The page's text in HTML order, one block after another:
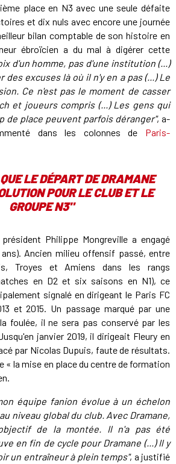
place en N3 avec une seule défaite
et dix nuls avec encore une journée
bilan comptable de son histoire en
ébroïcien a du mal à digérer cette
d'un homme, pas d'une institution (...)
des excuses là où il n'y en a pas (...) Le
Ce n'est pas le moment de casser
et joueurs compris (...) Les gens qui
de place peuvent parfois déranger", a-
dans les colonnes de Paris-
LE DÉPART DE DRAMANE
POUR LE CLUB ET LE
GROUPE N3"
Philippe Mongreville a engagé
Ancien milieu offensif passé, entre
Troyes et Amiens dans les rangs
en D2 et six saisons en N1), ce
signalé en dirigeant le Paris FC
et 2015. Un passage marqué par une
foulée, il ne sera pas conservé par les
janvier 2019, il dirigeait Fleury en
par Nicolas Dupuis, faute de résultats.
« la mise en place du centre de formation
équipe fanion évolue à un échelon
niveau global du club. Avec Dramane,
de la montée. Il n'a pas été
en fin de cycle pour Dramane (...) Il y
un entraîneur à plein temps", a justifié